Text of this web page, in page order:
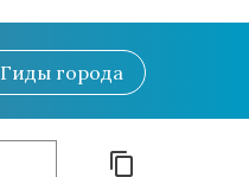
Гиды города